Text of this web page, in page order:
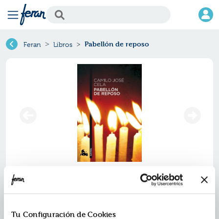
Tu Configuración de Cookies
Feran Libros Pabellón de reposo
Pabellón de reposo
ISBN:9788423343560